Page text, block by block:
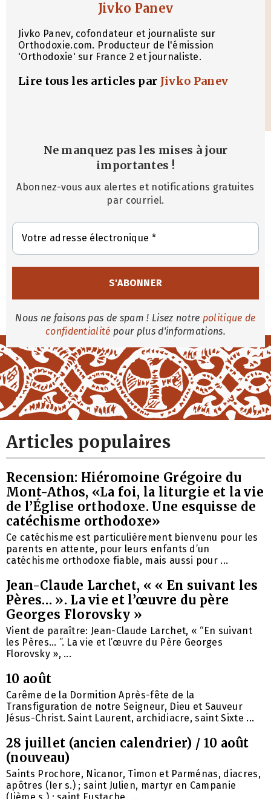
Jivko Panev
Jivko Panev, cofondateur et journaliste sur
Orthodoxie.com. Producteur de l'émission
'Orthodoxie' sur France 2 et journaliste.
Lire tous les articles par Jivko Panev
Ne manquez pas les mises à jour
importantes !
Abonnez-vous aux alertes et notifications gratuites
par courriel.
Nous ne faisons pas de spam ! Lisez notre politique de
confidentialité pour plus d'informations.
Articles populaires
Recension: Hiéromoine Grégoire du
Mont-Athos, «La foi, la liturgie et la vie
de l’Église orthodoxe. Une esquisse de
catéchisme orthodoxe»
Ce catéchisme est particulièrement bienvenu pour les
parents en attente, pour leurs enfants d’un
catéchisme orthodoxe fiable, mais aussi pour ...
Jean-Claude Larchet, « « En suivant les
Pères… ». La vie et l’œuvre du père
Georges Florovsky »
Vient de paraître: Jean-Claude Larchet, « “En suivant
les Pères… ”. La vie et l’œuvre du Père Georges
Florovsky », ...
10 août
Carême de la Dormition Après-fête de la
Transfiguration de notre Seigneur, Dieu et Sauveur
Jésus-Christ. Saint Laurent, archidiacre, saint Sixte ...
28 juillet (ancien calendrier) / 10 août
(nouveau)
Saints Prochore, Nicanor, Timon et Parménas, diacres,
apôtres (Ier s.) ; saint Julien, martyr en Campanie